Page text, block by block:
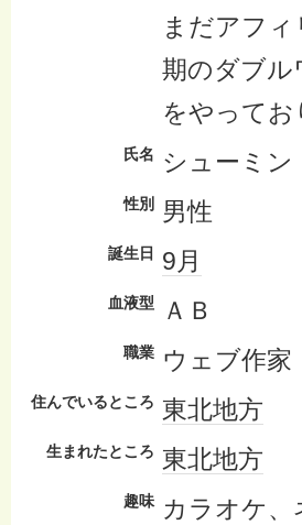
まだアフ
期のダブル
をやってお
氏名 シューミン
性別 男性
誕生日 9月
血液型 ＡＢ
職業 ウェブ作家
住んでいるところ 東北地方
生まれたところ 東北地方
趣味 カラオケ